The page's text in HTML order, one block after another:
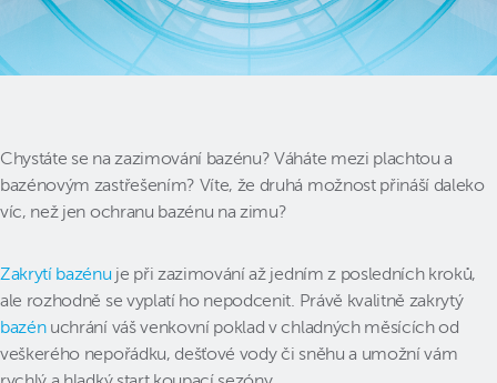
Chystáte se na zazimování bazénu? Váháte mezi plachtou a
bazénovým zastřešením? Víte, že druhá možnost přináší daleko
víc, než jen ochranu bazénu na zimu?
Zakrytí bazénu je při zazimování až jedním z posledních kroků,
ale rozhodně se vyplatí ho nepodcenit. Právě kvalitně zakrytý
bazénuchrání váš venkovní poklad v chladných měsících od
veškerého nepořádku, dešťové vody či sněhu a umožní vám